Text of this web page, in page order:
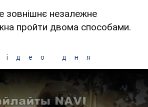
зовнішнє незалежне
пройти двома способами.
дня